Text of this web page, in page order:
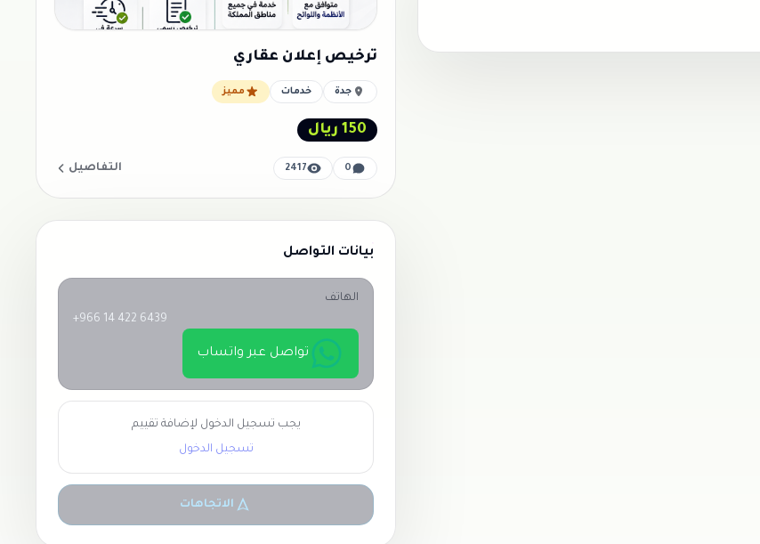
ترخيص إعلان عقاري
جدة خدمات مميز
150 ريال
0
2417 التفاصيل
بيانات التواصل
الهاتف
+966 14 422 6439
تواصل عبر واتساب
يجب تسجيل الدخول لإضافة تقييم
تسجيل الدخول
الاتجاهات